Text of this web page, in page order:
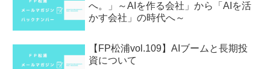
へ。」～AIを作る会社」から「AIを活
かす会社」の時代へ～
【FP松浦vol.109】AIブームと長期投
資について